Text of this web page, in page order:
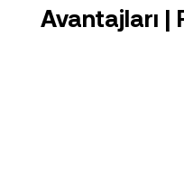
Avantajları |